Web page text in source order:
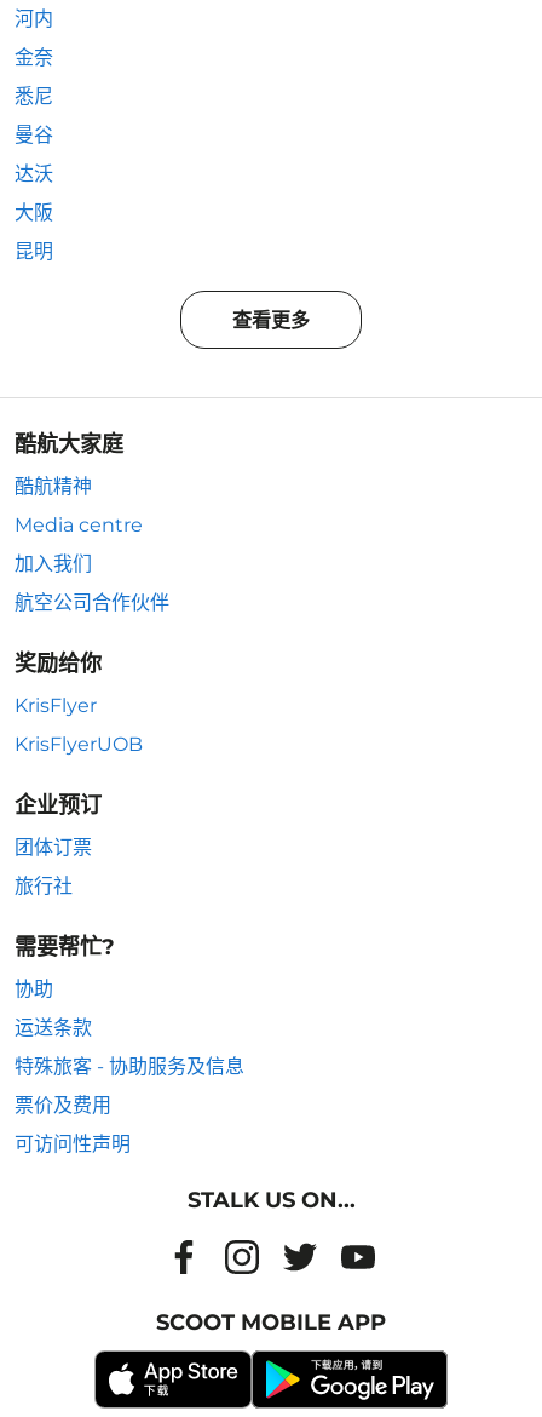
河内
金奈
悉尼
曼谷
达沃
大阪
昆明
查看更多
酷航大家庭
酷航精神
Media centre
加入我们
航空公司合作伙伴
奖励给你
KrisFlyer
KrisFlyerUOB
企业预订
团体订票
旅行社
需要帮忙?
协助
运送条款
特殊旅客 - 协助服务及信息
票价及费用
可访问性声明
STALK US ON...
SCOOT MOBILE APP